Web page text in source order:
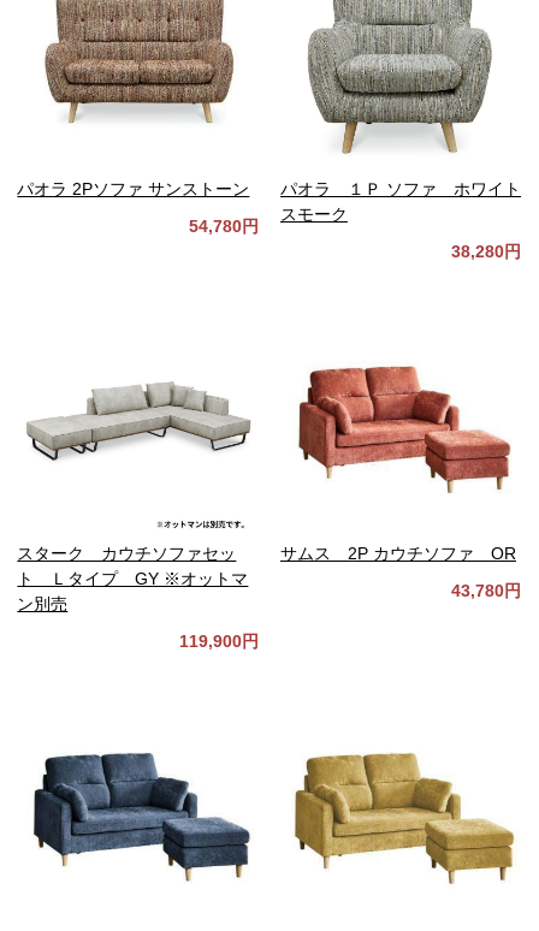
パオラ 2Pソファ サンストーン
54,780円
パオラ １Ｐ ソファ ホワイト
スモーク
38,280円
スターク カウチソファセッ
ト Ｌタイプ GY ※オットマ
ン別売
119,900円
サムス 2P カウチソファ OR
43,780円